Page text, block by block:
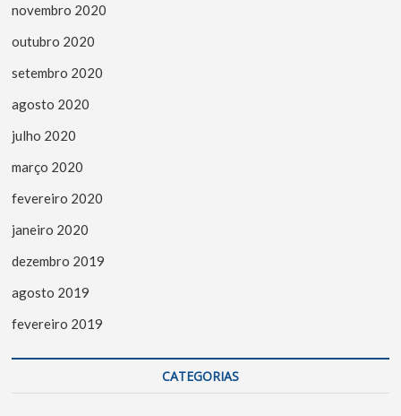
novembro 2020
outubro 2020
setembro 2020
agosto 2020
julho 2020
março 2020
fevereiro 2020
janeiro 2020
dezembro 2019
agosto 2019
fevereiro 2019
CATEGORIAS